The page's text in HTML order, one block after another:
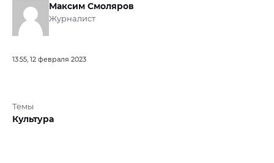
Максим Смоляров
Журналист
13:55, 12 февраля 2023
Темы
Культура